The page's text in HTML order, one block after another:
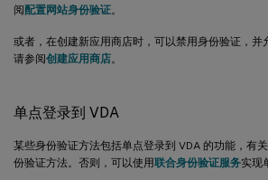
阅配置网站身份验证。
或者，在创建新应用商店时，可以禁用身份验证，并
请参阅创建应用商店。
单点登录到 VDA
某些身份验证方法包括单点登录到 VDA 的功能，有
份验证方法。否则，可以使用联合身份验证服务实现